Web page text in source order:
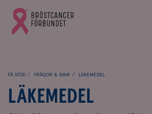
Gå
till
Bröstcancerförbundets
FÅ STÖD FRÅGOR & SVAR LÄKEMEDEL
LÄKEMEDEL